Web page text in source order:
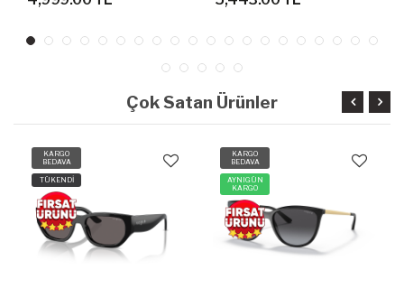
Çok Satan Ürünler
KARGO
BEDAVA
AYNIGÜN
KARGO
KARGO
BEDAVA
TÜKENDİ